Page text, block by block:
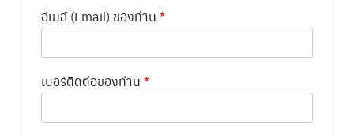
อีเมล์ (Email) ของท่าน *
เบอร์ติดต่อของท่าน *